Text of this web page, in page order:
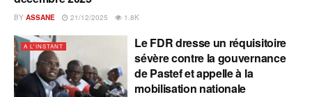
BY ASSANE 21/12/2025 1.8K
A L'INSTANT
Le FDR dresse un réquisitoire
sévère contre la gouvernance
de Pastef et appelle à la
mobilisation nationale